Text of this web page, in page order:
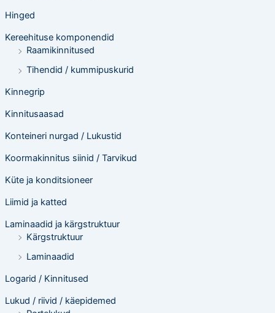
Hinged
Kereehituse komponendid
Raamikinnitused
Tihendid / kummipuskurid
Kinnegrip
Kinnitusaasad
Konteineri nurgad / Lukustid
Koormakinnitus siinid / Tarvikud
Küte ja konditsioneer
Liimid ja katted
Laminaadid ja kärgstruktuur
Kärgstruktuur
Laminaadid
Logarid / Kinnitused
Lukud / riivid / käepidemed